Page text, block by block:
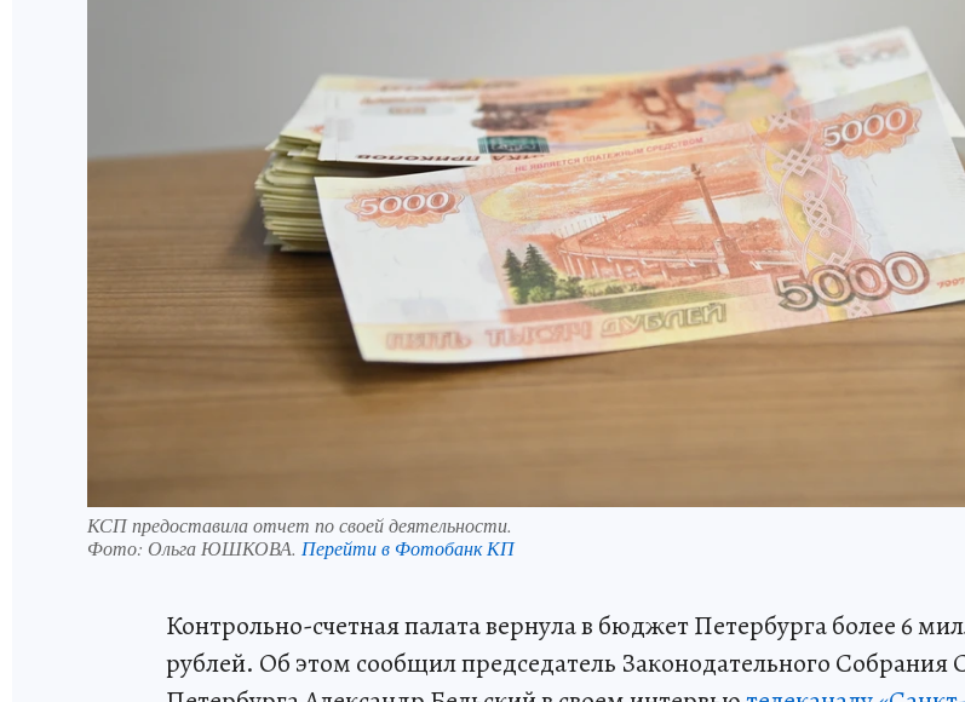
КСП предоставила отчет по своей деятельности.
Фото: Ольга ЮШКОВА. Перейти в Фотобанк КП
Контрольно-счетная палата вернула в бюджет Петербурга более 6
рублей. Об этом сообщил председатель Законодательного Собрания